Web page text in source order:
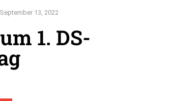
September 13, 2022
1. DS-